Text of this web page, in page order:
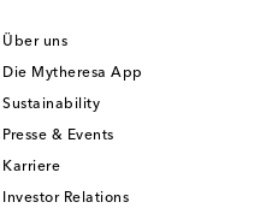
Über uns
Die Mytheresa App
Sustainability
Presse & Events
Karriere
Investor Relations